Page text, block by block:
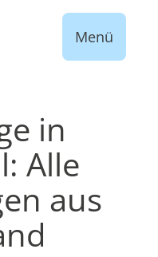
Menü
in
Alle
aus